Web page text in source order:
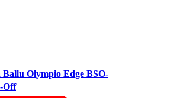
Olympio Edge BSO-
Off